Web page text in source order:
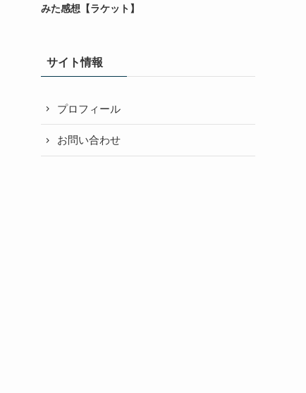
みた感想【ラケット】
サイト情報
プロフィール
お問い合わせ